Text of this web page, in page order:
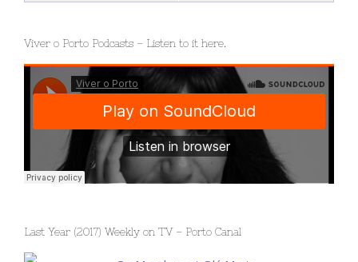
Viver o Porto Podcasts – Listen to it here.
Last Year (2017) Weekly on TV – Porto Canal